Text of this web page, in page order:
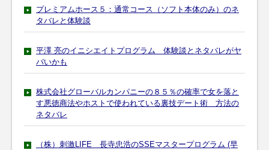
プレミアムホース５：通常コース（ソフト本体のみ）のネ
タバレと体験談
平澤 亮のイニシエイトプログラム 体験談とネタバレがヤ
バいかも
株式会社グローバルカンパニーの８５％の確率で女を落と
す悪徳商法やホストで使われている裏技デート術 方法の
ネタバレ
（株）刺激LIFE 長寺忠浩のSSEマスタープログラム (早